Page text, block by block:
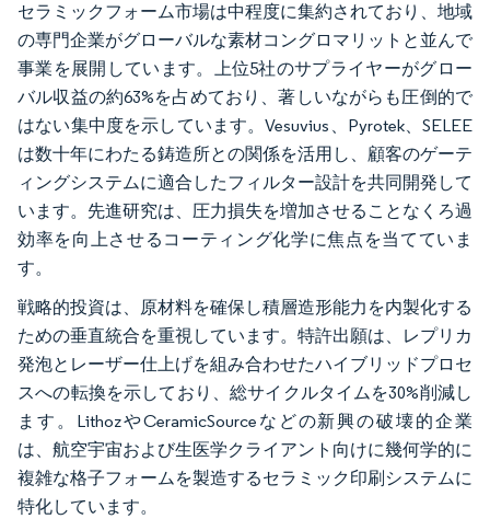
セラミックフォーム市場は中程度に集約されており、地域
の専門企業がグローバルな素材コングロマリットと並んで
事業を展開しています。上位5社のサプライヤーがグロー
バル収益の約63%を占めており、著しいながらも圧倒的で
はない集中度を示しています。Vesuvius、Pyrotek、SELEE
は数十年にわたる鋳造所との関係を活用し、顧客のゲーテ
ィングシステムに適合したフィルター設計を共同開発して
います。先進研究は、圧力損失を増加させることなくろ過
効率を向上させるコーティング化学に焦点を当てていま
す。
戦略的投資は、原材料を確保し積層造形能力を内製化する
ための垂直統合を重視しています。特許出願は、レプリカ
発泡とレーザー仕上げを組み合わせたハイブリッドプロセ
スへの転換を示しており、総サイクルタイムを30%削減し
ます。LithozやCeramicSourceなどの新興の破壊的企業
は、航空宇宙および生医学クライアント向けに幾何学的に
複雑な格子フォームを製造するセラミック印刷システムに
特化しています。